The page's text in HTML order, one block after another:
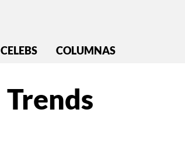
CELEBS COLUMNAS
Trends